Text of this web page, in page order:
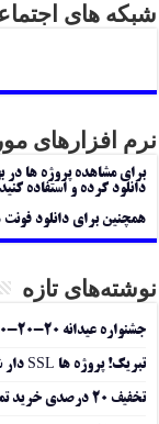
شبکه های
نرم افزارهای
برای مشاهده پروژه ها در
دانلود کرده و استفاده
همچنین برای دانلود
نوشته‌های تازه
جشنواره عیدانه ۲۰-۲۰-۲۰ پروژه ها
تبریک! پروژه ها SSL دار شد…
تخفیف ۲۰ درصدی خرید تمامی پروژه ها